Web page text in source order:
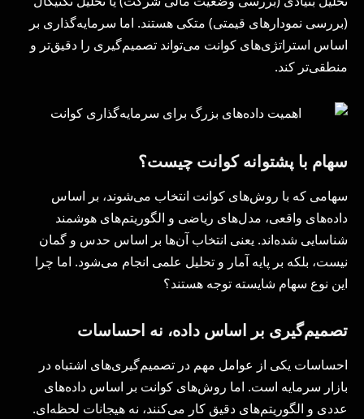
(بررسی نمودارهای قیمتی) متکی هستند. اما سرمایه‌گذاری بر
اساس استراتژی‌های کوانت می‌تواند تصمیم‌گیری را دقیق‌تر و
منطقی‌تر کند.
سهام با پشتوانه کوانت چیست؟
سهامی که با روش‌های کوانت انتخاب می‌شوند، بر اساس
داده‌های واقعی، مدل‌های ریاضی و الگوریتم‌های هوشمند
شناسایی شده‌اند. یعنی انتخاب آن‌ها بر اساس حدس و گمان
نیست، بلکه بر پایه آمار و تحلیل علمی انجام می‌شود. اما چرا
این نوع سهام شایسته توجه هستند؟
تصمیم‌گیری بر اساس داده، نه احساسات
احساسات یکی از عوامل مهم در تصمیم‌گیری‌های اشتباه در
بازار سرمایه است. اما روش‌های کوانت بر اساس داده‌های
عددی و الگوریتم‌های دقیق کار می‌کنند، نه هیجانات لحظه‌ای.